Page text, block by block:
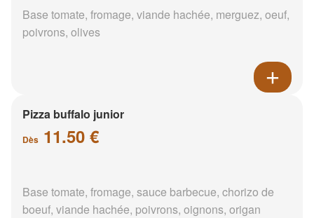
Base tomate, fromage, viande hachée, merguez, oeuf,
poivrons, olives
Pizza buffalo junior
Dès 11.50 €
Base tomate, fromage, sauce barbecue, chorizo de
boeuf, viande hachée, poivrons, oignons, origan